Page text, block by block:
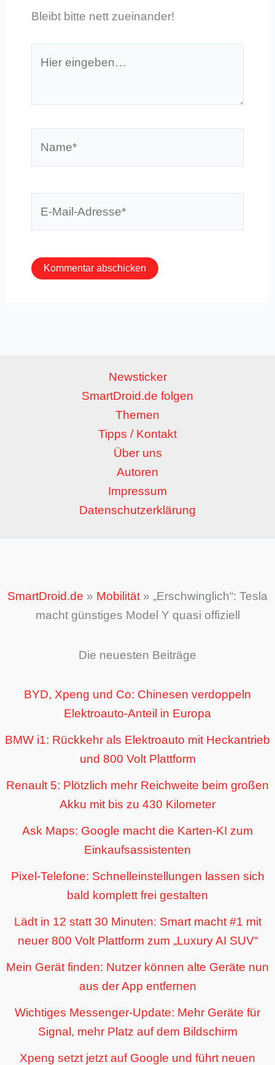
Bleibt bitte nett zueinander!
eingeben…
Newsticker
SmartDroid.de folgen
Themen
Tipps / Kontakt
Über uns
Autoren
Impressum
Datenschutzerklärung
SmartDroid.de » Mobilität» „Erschwinglich“: Tesla
macht günstiges Model Y quasi offiziell
Die neuesten Beiträge
BYD, Xpeng und Co: Chinesen verdoppeln
Elektroauto-Anteil in Europa
BMW i1: Rückkehr als Elektroauto mit Heckantrieb
und 800 Volt Plattform
Renault 5: Plötzlich mehr Reichweite beim großen
Akku mit bis zu 430 Kilometer
Ask Maps: Google macht die Karten-KI zum
Einkaufsassistenten
Pixel-Telefone: Schnelleinstellungen lassen sich
bald komplett frei gestalten
Lädt in 12 statt 30 Minuten: Smart macht #1 mit
neuer 800 Volt Plattform zum „Luxury AI SUV“
Mein Gerät finden: Nutzer können alte Geräte nun
aus der App entfernen
Wichtiges Messenger-Update: Mehr Geräte für
Signal, mehr Platz auf dem Bildschirm
Xpeng setzt jetzt auf Google und führt neuen